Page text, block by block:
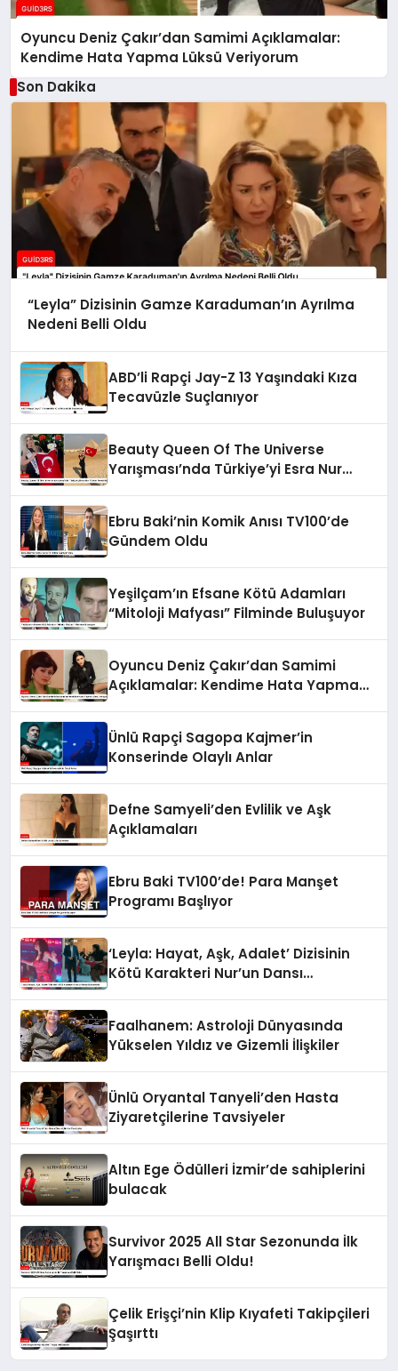
Oyuncu Deniz Çakır’dan Samimi Açıklamalar:
Kendime Hata Yapma Lüksü Veriyorum
Son Dakika
“Leyla” Dizisinin Gamze Karaduman’ın Ayrılma
Nedeni Belli Oldu
ABD’li Rapçi Jay-Z 13 Yaşındaki Kıza
Tecavüzle Suçlanıyor
Beauty Queen Of The Universe
Yarışması’nda Türkiye’yi Esra Nur
Ebru Baki’nin Komik Anısı TV100’de
Gündem Oldu
Yeşilçam’ın Efsane Kötü Adamları
“Mitoloji Mafyası” Filminde Buluşuyor
Oyuncu Deniz Çakır’dan Samimi
Açıklamalar: Kendime Hata Yapma
Ünlü Rapçi Sagopa Kajmer’in
Konserinde Olaylı Anlar
Defne Samyeli’den Evlilik ve Aşk
Açıklamaları
Ebru Baki TV100’de! Para Manşet
Programı Başlıyor
‘Leyla: Hayat, Aşk, Adalet’ Dizisinin
Kötü Karakteri Nur’un Dansı
Faalhanem: Astroloji Dünyasında
Yükselen Yıldız ve Gizemli İlişkiler
Ünlü Oryantal Tanyeli’den Hasta
Ziyaretçilerine Tavsiyeler
Altın Ege Ödülleri İzmir’de sahiplerini
bulacak
Survivor 2025 All Star Sezonunda İlk
Yarışmacı Belli Oldu!
Çelik Erişçi’nin Klip Kıyafeti Takipçileri
Şaşırttı